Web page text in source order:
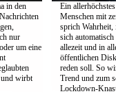
in den
nur
um eine
und wirbt
Ein
Menschen mit
sprich Wahrheit,
sich
allezeit und in
öffentlichen
reden soll. So
Trend und zum
Lockdown-